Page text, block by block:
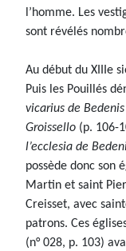
l’homme. Les
sont révélés
Au début du XIIIe
Puis les Pouillés
vicarius de Bedenis
Groissello (p. 106-
l’ecclesia de
possède donc son
Martin et saint
Creisset, avec
patrons. Ces
(n° 028, p. 103)